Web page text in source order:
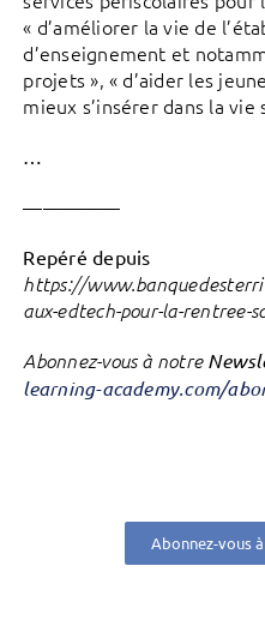
« d’améliorer la vie de
d’enseignement et
projets », « d’aider les
mieux s’insérer dans la vie
—————
Repéré depuis
https://
aux-edtech-pour-la-rentree-
Abonnez-vous à notre
learning-academy.com/
Abonnez-vous